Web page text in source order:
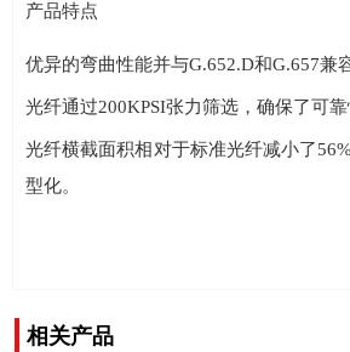
产品特点
优异的弯曲性能并与G.652.D和G.657兼
光纤通过200KPSI张力筛选，确保了可靠
光纤横截面积相对于标准光纤减小了
型化。
相关产品